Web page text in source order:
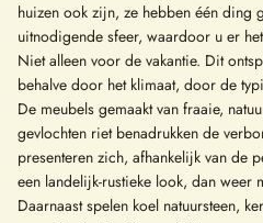
huizen ook zijn, ze hebben één ding
uitnodigende sfeer, waardoor u er
Niet alleen voor de vakantie. Dit
behalve door het klimaat, door de
De meubels gemaakt van fraaie,
gevlochten riet benadrukken de
presenteren zich, afhankelijk van de
een landelijk-rustieke look, dan weer
Daarnaast spelen koel natuursteen,